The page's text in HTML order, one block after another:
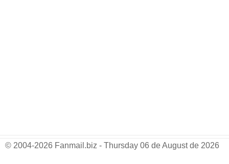
© 2004-2026 Fanmail.biz - Thursday 06 de August de 2026